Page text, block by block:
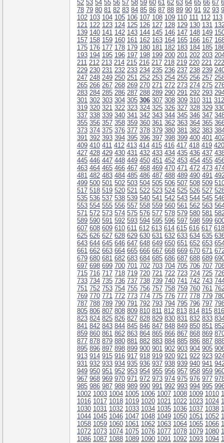
52 53 54 55 56 57 58 59 60 61 62 63 64 65 66 67
78 79 80 81 82 83 84 85 86 87 88 89 90 91 92 93
102 103 104 105 106 107 108 109 110 111 112 113
121 122 123 124 125 126 127 128 129 130 131
139 140 141 142 143 144 145 146 147 148 149
157 158 159 160 161 162 163 164 165 166 167
175 176 177 178 179 180 181 182 183 184 185
193 194 195 196 197 198 199 200 201 202 203
211 212 213 214 215 216 217 218 219 220 221 222
229 230 231 232 233 234 235 236 237 238 239
247 248 249 250 251 252 253 254 255 256 257
265 266 267 268 269 270 271 272 273 274 275
283 284 285 286 287 288 289 290 291 292 293
301 302 303 304 305 306 307 308 309 310 311 312
319 320 321 322 323 324 325 326 327 328 329
337 338 339 340 341 342 343 344 345 346 347
355 356 357 358 359 360 361 362 363 364 365
373 374 375 376 377 378 379 380 381 382 383
391 392 393 394 395 396 397 398 399 400 401
409 410 411 412 413 414 415 416 417 418 419 420
427 428 429 430 431 432 433 434 435 436 437
445 446 447 448 449 450 451 452 453 454 455
463 464 465 466 467 468 469 470 471 472 473
481 482 483 484 485 486 487 488 489 490 491
499 500 501 502 503 504 505 506 507 508 509
517 518 519 520 521 522 523 524 525 526 527
535 536 537 538 539 540 541 542 543 544 545
553 554 555 556 557 558 559 560 561 562 563
571 572 573 574 575 576 577 578 579 580 581
589 590 591 592 593 594 595 596 597 598 599
607 608 609 610 611 612 613 614 615 616 617 618
625 626 627 628 629 630 631 632 633 634 635
643 644 645 646 647 648 649 650 651 652 653
661 662 663 664 665 666 667 668 669 670 671
679 680 681 682 683 684 685 686 687 688 689
697 698 699 700 701 702 703 704 705 706 707
715 716 717 718 719 720 721 722 723 724 725
733 734 735 736 737 738 739 740 741 742 743
751 752 753 754 755 756 757 758 759 760 761
769 770 771 772 773 774 775 776 777 778 779
787 788 789 790 791 792 793 794 795 796 797
805 806 807 808 809 810 811 812 813 814 815 816
823 824 825 826 827 828 829 830 831 832 833
841 842 843 844 845 846 847 848 849 850 851
859 860 861 862 863 864 865 866 867 868 869
877 878 879 880 881 882 883 884 885 886 887
895 896 897 898 899 900 901 902 903 904 905
913 914 915 916 917 918 919 920 921 922 923
931 932 933 934 935 936 937 938 939 940 941
949 950 951 952 953 954 955 956 957 958 959
967 968 969 970 971 972 973 974 975 976 977
985 986 987 988 989 990 991 992 993 994 995
1002 1003 1004 1005 1006 1007 1008 1009 1010
1016 1017 1018 1019 1020 1021 1022 1023 1024
1030 1031 1032 1033 1034 1035 1036 1037 1038
1044 1045 1046 1047 1048 1049 1050 1051 1052
1058 1059 1060 1061 1062 1063 1064 1065 1066
1072 1073 1074 1075 1076 1077 1078 1079 1080
1086 1087 1088 1089 1090 1091 1092 1093 1094